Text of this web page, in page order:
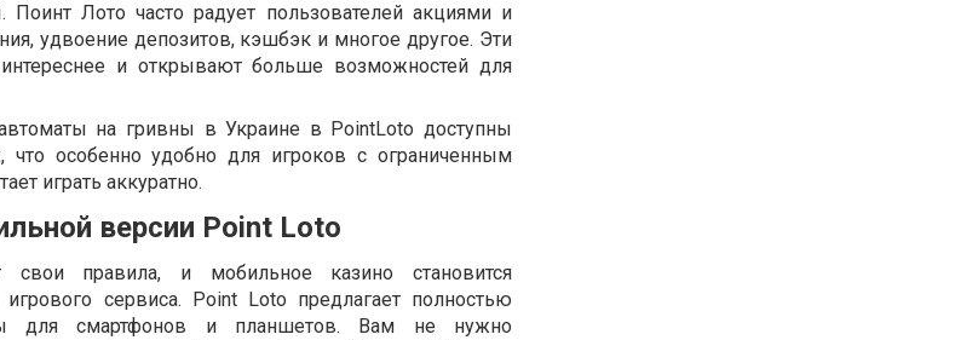
Лото часто радует пользователей акциями и
удвоение депозитов, кэшбэк и многое другое. Эти
и открывают больше возможностей для
на гривны в Украине в PointLoto доступны
особенно удобно для игроков с ограниченным
играть аккуратно.
версии Point Loto
правила, и мобильное казино становится
сервиса. Point Loto предлагает полностью
для смартфонов и планшетов. Вам не нужно